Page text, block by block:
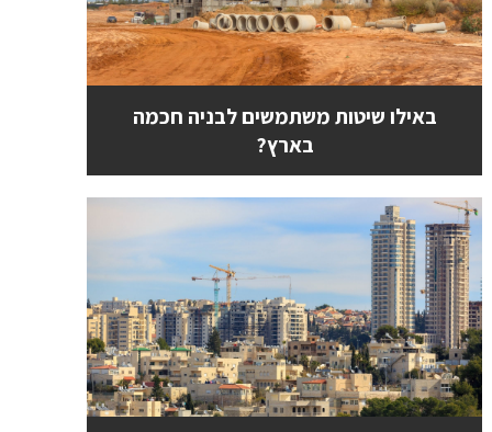
באילו שיטות משתמשים לבניה חכמה
בארץ?